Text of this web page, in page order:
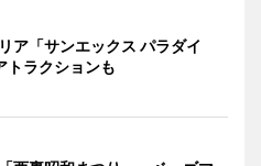
ア「サンエックス パラダイ
ラクションも